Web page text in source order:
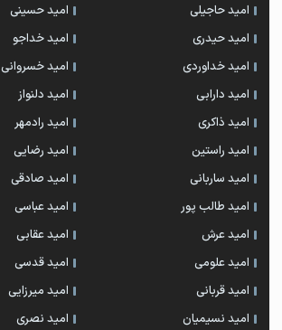
امید حاجیلی
امید حسینی
امید حیدری
امید خداجو
امید خداوردی
امید خسروانی
امید دارابی
امید دلنواز
امید ذاکری
امید رادمهر
امید راستین
امید رضایی
امید ساربانی
امید صادقی
امید طالب پور
امید عباسی
امید عرش
امید عقابی
امید علومی
امید قدسی
امید قربانی
امید میرزایی
امید نسیمیان
امید نصری